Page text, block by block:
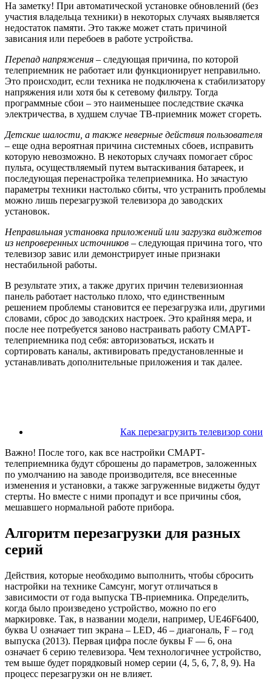
На заметку! При автоматической установке обновлений (без
участия владельца техники) в некоторых случаях выявляется
недостаток памяти. Это также может стать причиной
зависания или перебоев в работе устройства.
Перепад напряжения – следующая причина, по которой
телеприемник не работает или функционирует неправильно.
Это происходит, если техника не подключена к стабилизатору
напряжения или хотя бы к сетевому фильтру. Тогда
программные сбои – это наименьшее последствие скачка
электричества, в худшем случае ТВ-приемник может сгореть.
Детские шалости, а также неверные действия пользователя
– еще одна вероятная причина системных сбоев, исправить
которую невозможно. В некоторых случаях помогает сброс
пульта, осуществляемый путем вытаскивания батареек, и
последующая перенастройка телеприемника. Но зачастую
параметры техники настолько сбиты, что устранить проблемы
можно лишь перезагрузкой телевизора до заводских
установок.
Неправильная установка приложений или загрузка виджетов
из непроверенных источников – следующая причина того, что
телевизор завис или демонстрирует иные признаки
нестабильной работы.
В результате этих, а также других причин телевизионная
панель работает настолько плохо, что единственным
решением проблемы становится ее перезагрузка или, другими
словами, сброс до заводских настроек. Это крайняя мера, и
после нее потребуется заново настраивать работу СМАРТ-
телеприемника под себя: авторизоваться, искать и
сортировать каналы, активировать предустановленные и
устанавливать дополнительные приложения и так далее.
Как перезагрузить телевизор сони
Важно! После того, как все настройки СМАРТ-
телеприемника будут сброшены до параметров, заложенных
по умолчанию на заводе производителя, все внесенные
изменения и установки, а также загруженные виджеты будут
стерты. Но вместе с ними пропадут и все причины сбоя,
мешавшего нормальной работе прибора.
Алгоритм перезагрузки для разных
серий
Действия, которые необходимо выполнить, чтобы сбросить
настройки на технике Самсунг, могут отличаться в
зависимости от года выпуска ТВ-приемника. Определить,
когда было произведено устройство, можно по его
маркировке. Так, в названии модели, например, UE46F6400,
буква U означает тип экрана – LED, 46 – диагональ, F – год
выпуска (2013). Первая цифра после буквы F — 6, она
означает 6 серию телевизора. Чем технологичнее устройство,
тем выше будет порядковый номер серии (4, 5, 6, 7, 8, 9). На
процесс перезагрузки он не влияет.